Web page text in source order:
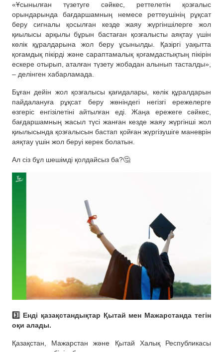
«Ұсынылған түзетуге сәйкес, реттелетін қозғалыс
орындарында бағдаршамның немесе реттеушінің рұқсат
беру сигналы қосылған кезде жаяу жүргіншілерге жол
қиылысы арқылы бұрын бастаған қозғалысты аяқтау үшін
көлік құралдарына жол беру ұсынылды. Қазіргі уақытта
қоғамдық пікірді және сараптамалық қоғамдастықтың пікірін
ескере отырып, аталған түзету жобадан алынып тасталды»,
– делінген хабарламада.
Бұған дейін жол қозғалысы қағидалары, көлік құралдарын
пайдалануға рұқсат беру жөніндегі негізгі ережелерге
өзгеріс енгізілетіні айтылған еді. Жаңа ережеге сәйкес,
бағдаршамның жасыл түсі жанған кезде жаяу жүргінші жол
қиылысында қозғалысын бастап қойған жүргізушіге маневрін
аяқтау үшін жол беруі керек болатын.
Ал сіз бұл шешімді қолдайсыз ба?🤔
3️⃣ Енді қазақстандықтар Қытай мен Мажарстанда тегін
оқи алады.
Қазақстан, Мажарстан және Қытай Халық Республикасы